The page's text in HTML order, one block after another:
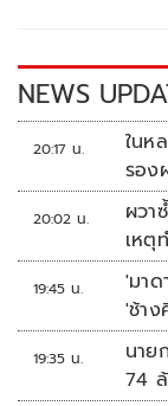
k
NEWS
20:17 น.
ในห
รอง
20:02 น.
ผวา
เหตุ
19:45 น.
'มาด
'ช้า
19:35 น.
นาย
74